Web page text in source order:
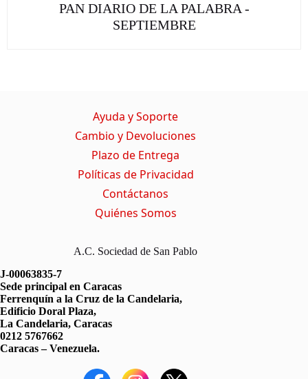
PAN DIARIO DE LA PALABRA -
SEPTIEMBRE
Ayuda y Soporte
Cambio y Devoluciones
Plazo de Entrega
Políticas de Privacidad
Contáctanos
Quiénes Somos
A.C. Sociedad de San Pablo
J-00063835-7
Sede principal en Caracas
Ferrenquín a la Cruz de la Candelaria,
Edificio Doral Plaza,
La Candelaria, Caracas
0212 5767662
Caracas – Venezuela.